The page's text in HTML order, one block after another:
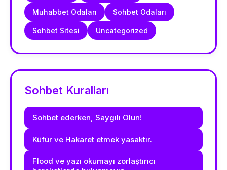
Muhabbet Odaları Sohbet Odaları
Sohbet Sitesi Uncategorized
Sohbet Kuralları
Sohbet ederken, Saygılı Olun!
Küfür ve Hakaret etmek yasaktır.
Flood ve yazı okumayı zorlaştırıcı